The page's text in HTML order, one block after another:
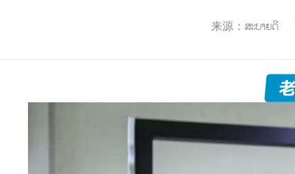
来源：ສະບາຍດີ